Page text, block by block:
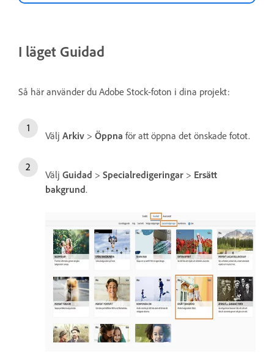
I läget Guidad
Så här använder du Adobe Stock-foton i dina projekt:
Välj Arkiv > Öppna för att öppna det önskade fotot.
Välj Guidad > Specialredigeringar > Ersätt
bakgrund.